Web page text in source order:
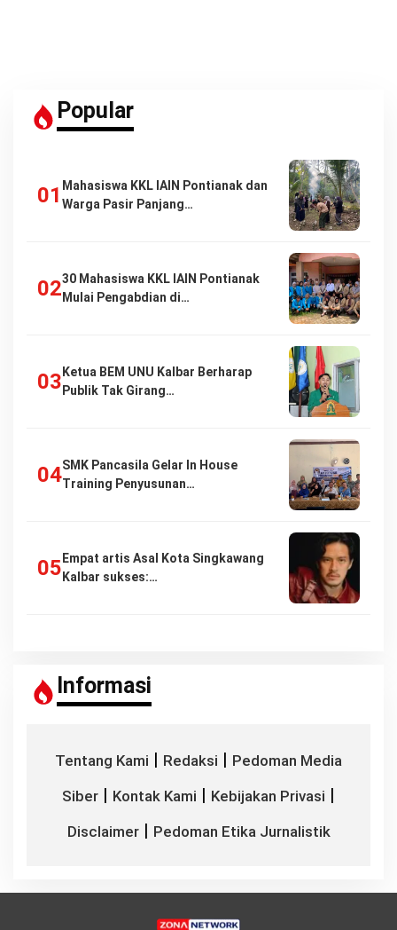
Popular
Mahasiswa KKL IAIN Pontianak dan
Warga Pasir Panjang…
30 Mahasiswa KKL IAIN Pontianak
Mulai Pengabdian di…
Ketua BEM UNU Kalbar Berharap
Publik Tak Girang…
SMK Pancasila Gelar In House
Training Penyusunan…
Empat artis Asal Kota Singkawang
Kalbar sukses:…
Informasi
Tentang Kami | Redaksi | Pedoman Media
Siber | Kontak Kami | Kebijakan Privasi |
Disclaimer| Pedoman Etika Jurnalistik